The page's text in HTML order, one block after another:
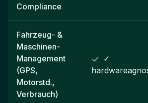
Compliance
Fahrzeug- &
Maschinen-
Management
(GPS,
Motorstd.,
Verbrauch)
✓